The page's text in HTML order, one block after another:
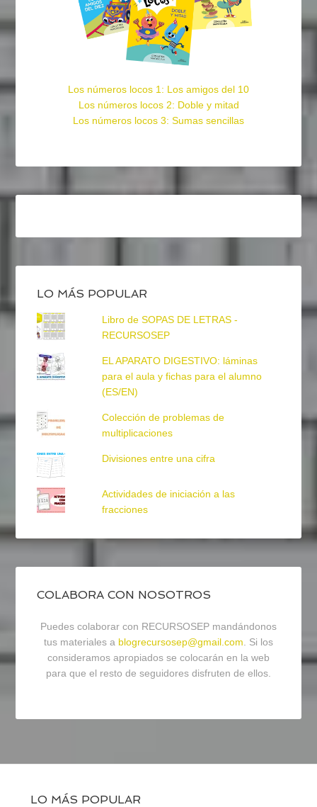
Los números locos 1: Los amigos del 10
Los números locos 2: Doble y mitad
Los números locos 3: Sumas sencillas
LO MÁS POPULAR
Libro de SOPAS DE LETRAS -
RECURSOSEP
EL APARATO DIGESTIVO: láminas
para el aula y fichas para el alumno
(ES/EN)
Colección de problemas de
multiplicaciones
Divisiones entre una cifra
Actividades de iniciación a las
fracciones
COLABORA CON NOSOTROS
Puedes colaborar con RECURSOSEP mandándonos
tus materiales a blogrecursosep@gmail.com. Si los
consideramos apropiados se colocarán en la web
para que el resto de seguidores disfruten de ellos.
LO MÁS POPULAR